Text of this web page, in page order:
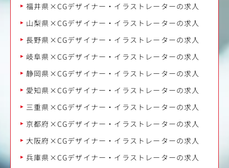
福井県×CGデザイナー・イラストレーターの求人
山梨県×CGデザイナー・イラストレーターの求人
長野県×CGデザイナー・イラストレーターの求人
岐阜県×CGデザイナー・イラストレーターの求人
静岡県×CGデザイナー・イラストレーターの求人
愛知県×CGデザイナー・イラストレーターの求人
三重県×CGデザイナー・イラストレーターの求人
京都府×CGデザイナー・イラストレーターの求人
大阪府×CGデザイナー・イラストレーターの求人
兵庫県×CGデザイナー・イラストレーターの求人